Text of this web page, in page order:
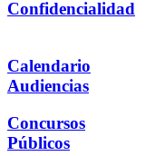
Confidencialidad
Calendario
Audiencias
Concursos
Públicos